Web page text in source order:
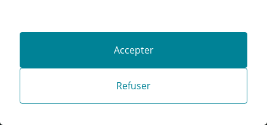
Recherche avancée
Refuser
Accepter